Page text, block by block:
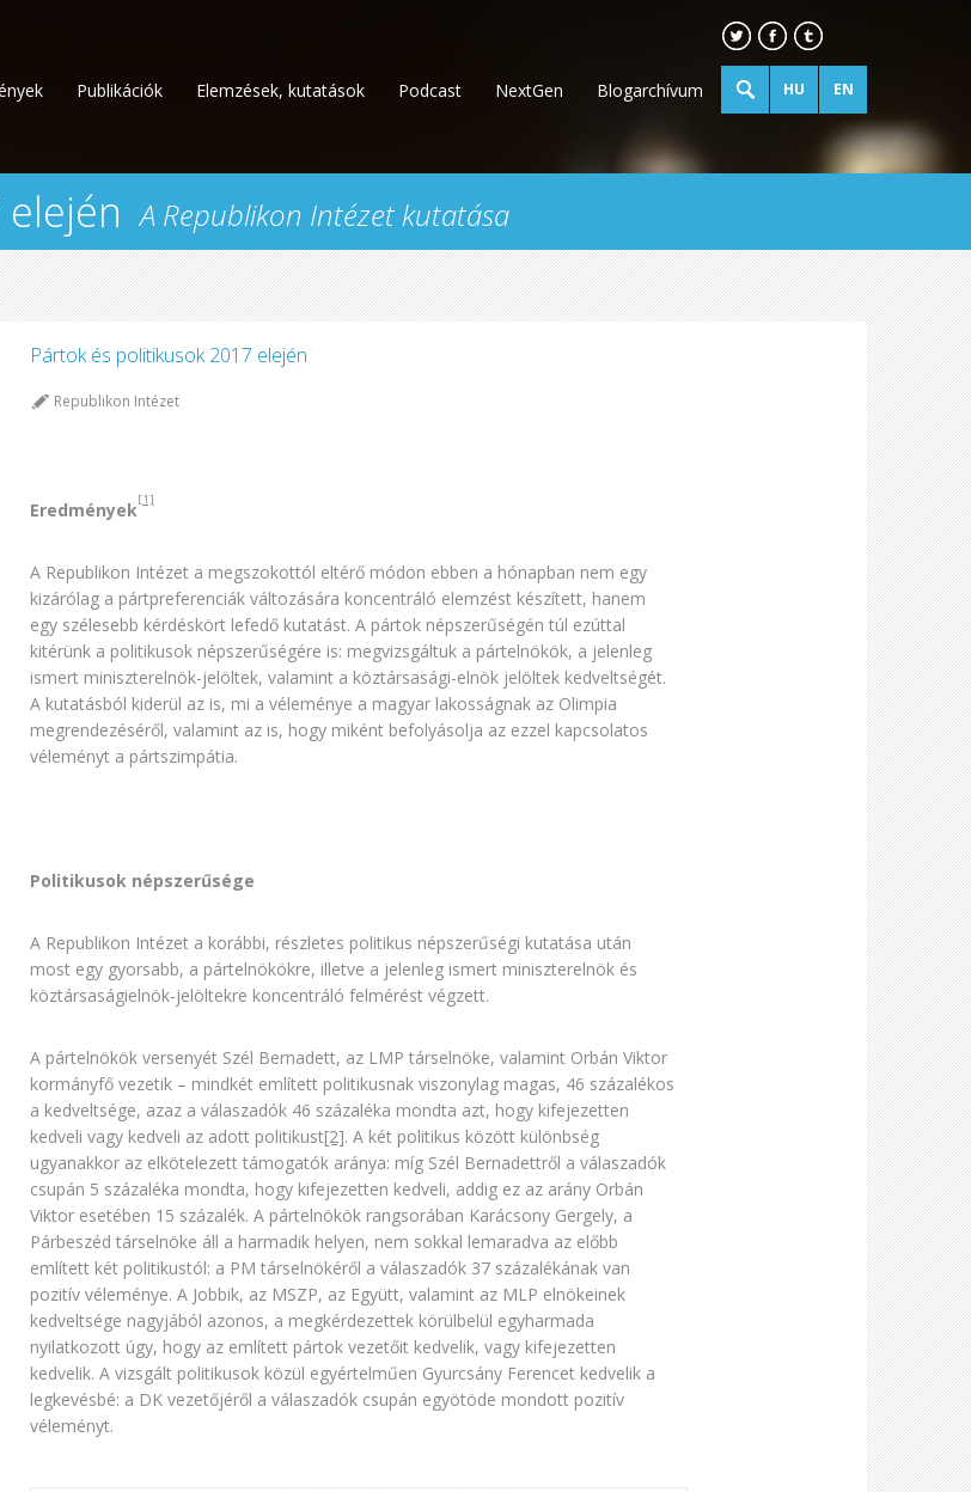
EN
HU
Blogarchívum
NextGen
Podcast
Elemzések, kutatások
Publikációk
A Republikon Intézet kutatása
Pártok és politikusok 2017 elején
Republikon Intézet
Eredmények[1]
A Republikon Intézet a megszokottól eltérő módon ebben a hónapban nem egy
kizárólag a pártpreferenciák változására koncentráló elemzést készített, hanem
egy szélesebb kérdéskört lefedő kutatást. A pártok népszerűségén túl ezúttal
kitérünk a politikusok népszerűségére is: megvizsgáltuk a pártelnökök, a jelenleg
ismert miniszterelnök-jelöltek, valamint a köztársasági-elnök jelöltek kedveltségét.
A kutatásból kiderül az is, mi a véleménye a magyar lakosságnak az Olimpia
megrendezéséről, valamint az is, hogy miként befolyásolja az ezzel kapcsolatos
véleményt a pártszimpátia.
Politikusok népszerűsége
A Republikon Intézet a korábbi, részletes politikus népszerűségi kutatása után
most egy gyorsabb, a pártelnökökre, illetve a jelenleg ismert miniszterelnök és
köztársaságielnök-jelöltekre koncentráló felmérést végzett.
A pártelnökök versenyét Szél Bernadett, az LMP társelnöke, valamint Orbán Viktor
kormányfő vezetik – mindkét említett politikusnak viszonylag magas, 46 százalékos
a kedveltsége, azaz a válaszadók 46 százaléka mondta azt, hogy kifejezetten
kedveli vagy kedveli az adott politikust[2]. A két politikus között különbség
ugyanakkor az elkötelezett támogatók aránya: míg Szél Bernadettről a válaszadók
csupán 5 százaléka mondta, hogy kifejezetten kedveli, addig ez az arány Orbán
Viktor esetében 15 százalék. A pártelnökök rangsorában Karácsony Gergely, a
Párbeszéd társelnöke áll a harmadik helyen, nem sokkal lemaradva az előbb
említett két politikustól: a PM társelnökéről a válaszadók 37 százalékának van
pozitív véleménye. A Jobbik, az MSZP, az Együtt, valamint az MLP elnökeinek
kedveltsége nagyjából azonos, a megkérdezettek körülbelül egyharmada
nyilatkozott úgy, hogy az említett pártok vezetőit kedvelik, vagy kifejezetten
kedvelik. A vizsgált politikusok közül egyértelműen Gyurcsány Ferencet kedvelik a
legkevésbé: a DK vezetőjéről a válaszadók csupán egyötöde mondott pozitív
véleményt.